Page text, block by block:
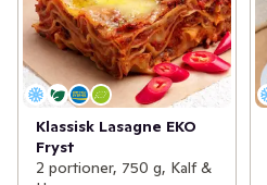
✓ Svenskt gårdsvilt (5)
✓ Väddö gårdsmejeri (9)
✓ Värmdö bryggeri (3)
✓ Sövde musteri
Klassisk Lasagne EKO
Fryst
2 portioner, 750 g, Kalf &